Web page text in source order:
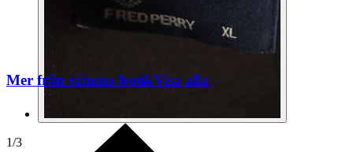
1/3
Mer från samma butikVisa alla